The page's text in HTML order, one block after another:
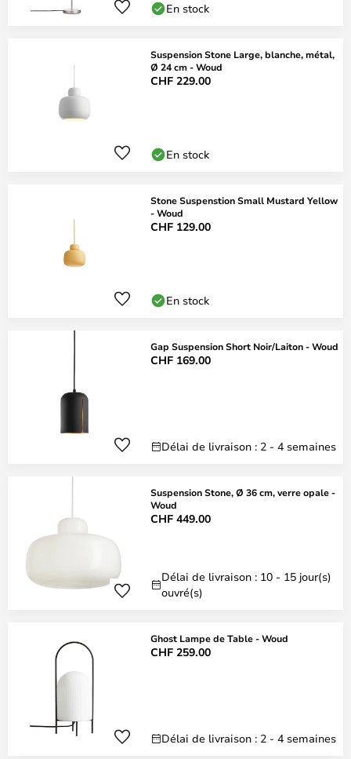
En stock
Suspension Stone Large, blanche, métal,
Ø 24 cm - Woud
CHF 229.00
En stock
Stone Suspenstion Small Mustard Yellow
- Woud
CHF 129.00
En stock
Gap Suspension Short Noir/Laiton - Woud
CHF 169.00
Délai de livraison : 2 - 4 semaines
Suspension Stone, Ø 36 cm, verre opale -
Woud
CHF 449.00
Délai de livraison : 10 - 15 jour(s)
ouvré(s)
Ghost Lampe de Table - Woud
CHF 259.00
Délai de livraison : 2 - 4 semaines